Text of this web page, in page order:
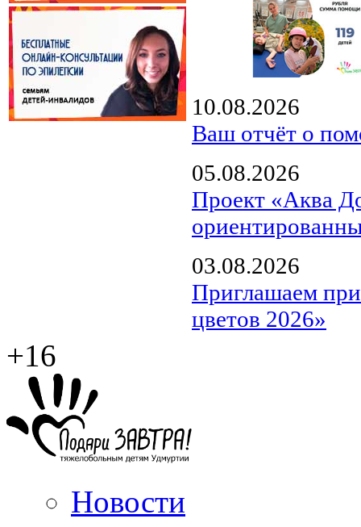
10.08.2026
Ваш отчёт о
05.08.2026
Проект «Аква
03.08.2026
Приглашаем
цветов 2026»
+16
Новости